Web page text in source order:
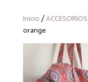
Inicio /ACCESORIOS
orange